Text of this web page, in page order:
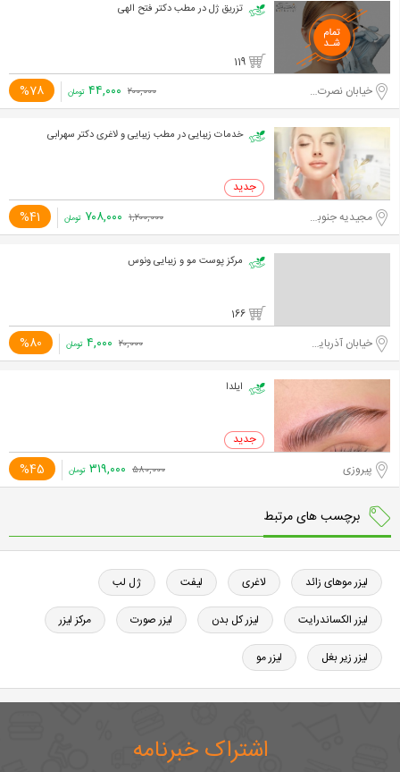
تزریق ژل در مطب دکتر فتح الهی
119
خیابان نصرت غربی %78 ۲۰۰,۰۰۰ ۴۴,۰۰۰ تومان
خدمات زیبایی در مطب زیبایی و لاغری دکتر سهرابی
مجیدیه جنوبی %41 ۱,۲۰۰,۰۰۰ ۷۰۸,۰۰۰ تومان
مرکز پوست مو و زیبایی ونوس
166
خیابان آذربایجان %80 ۲۰,۰۰۰ ۴,۰۰۰ تومان
ایلدا
پیروزی %45 ۵۸۰,۰۰۰ ۳۱۹,۰۰۰ تومان
برچسب های مرتبط
لیزر موهای زائد لاغری لیفت ژل لب
لیزر الکساندرایت لیزر کل بدن لیزر صورت مرکز لیزر
لیزر زیر بغل لیزر مو
اشتراک خبرنامه